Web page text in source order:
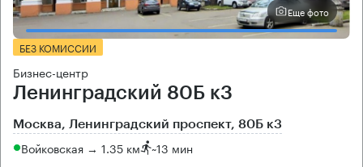
Еще фото
БЕЗ КОМИССИИ
Бизнес-центр
Ленинградский 80Б к3
Москва, Ленинградский проспект, 80Б к3
Войковская → 1.35 км ~13 мин